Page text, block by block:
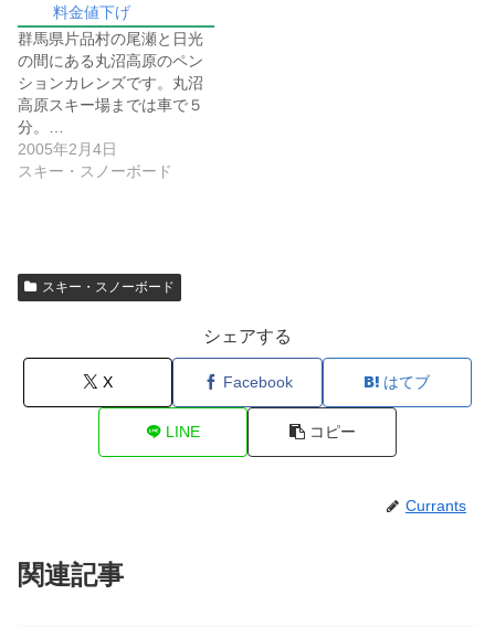
料金値下げ
群馬県片品村の尾瀬と日光
の間にある丸沼高原のペン
ションカレンズです。丸沼
高原スキー場までは車で５
分。…
2005年2月4日
スキー・スノーボード
スキー・スノーボード
シェアする
X Facebook はてブ
LINE コピー
Currants
関連記事